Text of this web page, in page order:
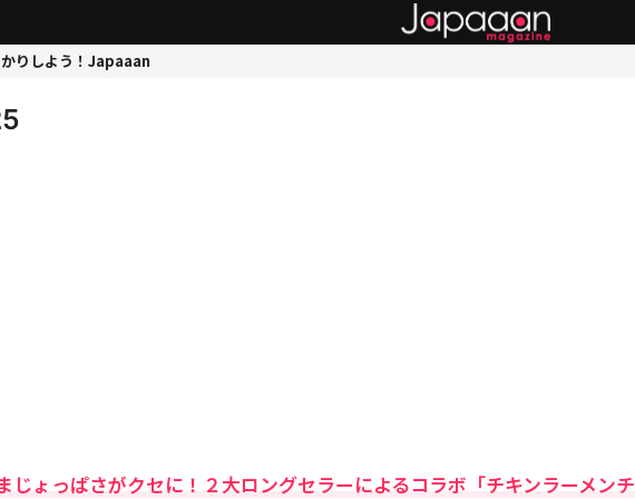
りしよう！Japaaan
じょっぱさがクセに！２大ロングセラーによるコラボ「チキンラーメンチ